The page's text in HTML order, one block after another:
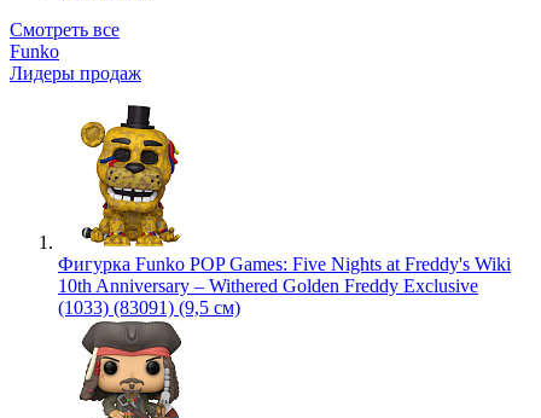
Смотреть все
Funko
Лидеры продаж
Фигурка Funko POP Games: Five Nights at Freddy's Wiki
10th Anniversary – Withered Golden Freddy Exclusive
(1033) (83091) (9,5 см)